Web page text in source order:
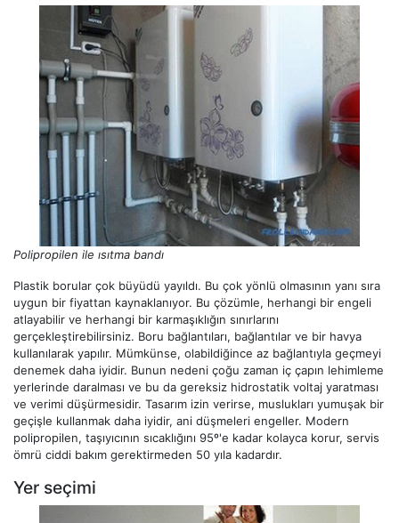
Polipropilen ile ısıtma bandı
Plastik borular çok büyüdü yayıldı. Bu çok yönlü olmasının yanı sıra
uygun bir fiyattan kaynaklanıyor. Bu çözümle, herhangi bir engeli
atlayabilir ve herhangi bir karmaşıklığın sınırlarını
gerçekleştirebilirsiniz. Boru bağlantıları, bağlantılar ve bir havya
kullanılarak yapılır. Mümkünse, olabildiğince az bağlantıyla geçmeyi
denemek daha iyidir. Bunun nedeni çoğu zaman iç çapın lehimleme
yerlerinde daralması ve bu da gereksiz hidrostatik voltaj yaratması
ve verimi düşürmesidir. Tasarım izin verirse, muslukları yumuşak bir
geçişle kullanmak daha iyidir, ani düşmeleri engeller. Modern
polipropilen, taşıyıcının sıcaklığını 95º'e kadar kolayca korur, servis
ömrü ciddi bakım gerektirmeden 50 yıla kadardır.
Yer seçimi